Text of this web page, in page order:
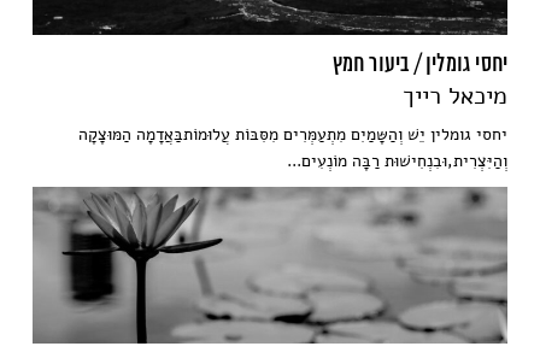
יחסי גומלין / ביעור חמץ
מיכאל רייך
יחסי גומלין יֵשׁ וְהַשָּמַיִם מִתְעַמְּרִים מִסִּבּוֹת עֲלוּמוֹתבַּאֲדָמָה הַמּוּצָקָה
וְהַיִּצְרִית,וּבִנְחִישׁוּת רַבָּה מוֹנְעִים...